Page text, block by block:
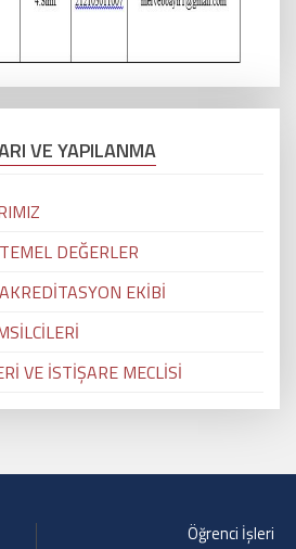
VE YAPILANMA
DEĞERLER
EKİBİ
VE İSTİŞARE MECLİSİ
Öğrenci İşleri